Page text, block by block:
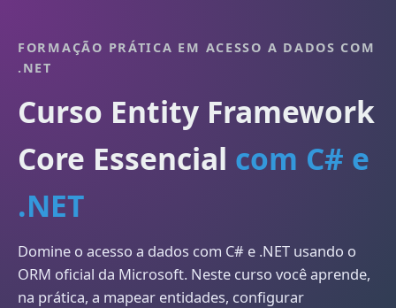
FORMAÇÃO PRÁTICA EM ACESSO A DADOS COM
.NET
Curso Entity Framework
Core Essencial com C# e
.NET
Domine o acesso a dados com C# e .NET usando o
ORM oficial da Microsoft. Neste curso você aprende,
na prática, a mapear entidades, configurar